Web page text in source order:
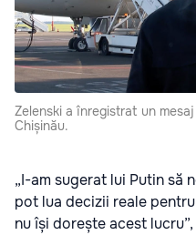
Zelenski a înregistrat un
Chișinău.
„I-am sugerat lui Putin să
pot lua decizii reale
nu își dorește acest